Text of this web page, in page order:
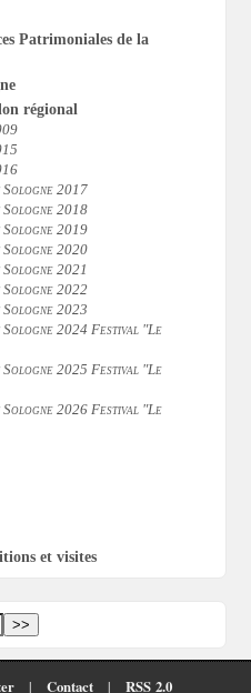
Patrimoniales de la
régional
Sologne 2017
Sologne 2018
Sologne 2019
Sologne 2020
Sologne 2021
Sologne 2022
Sologne 2023
Sologne 2024 Festival "Le
Sologne 2025 Festival "Le
Sologne 2026 Festival "Le
et visites
| Contact | RSS 2.0